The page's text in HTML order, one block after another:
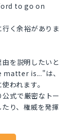
to go on
く余裕がありま
を説明したいと
matter is..."は、
われます。
式で厳密なトー
り、権威を発揮